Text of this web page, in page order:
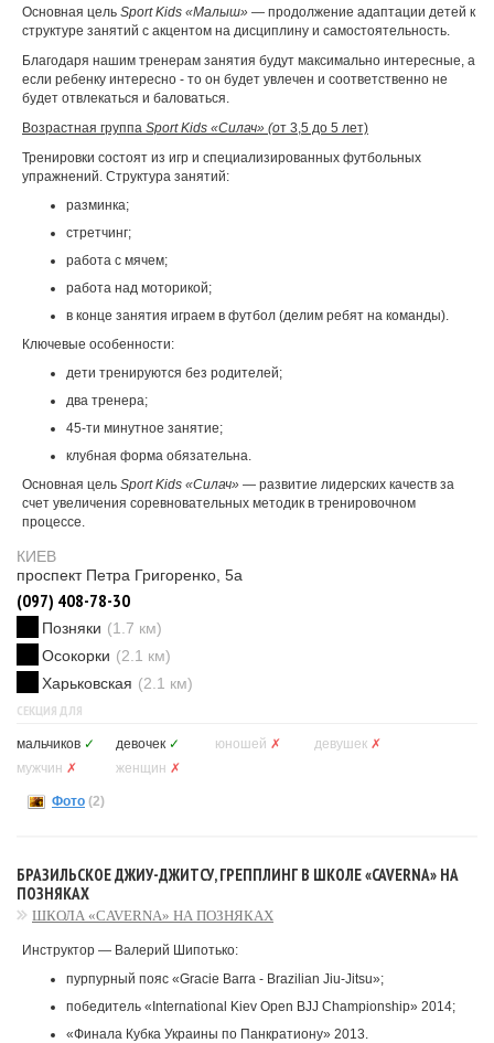
Основная цель Sport Kids «Малыш» — продолжение адаптации детей к
структуре занятий с акцентом на дисциплину и самостоятельность.
Благодаря нашим тренерам занятия будут максимально интересные, а
если ребенку интересно - то он будет увлечен и соответственно не
будет отвлекаться и баловаться.
Возрастная группа Sport Kids «Силач» (от 3,5 до 5 лет)
Тренировки состоят из игр и специализированных футбольных
упражнений. Структура занятий:
разминка;
стретчинг;
работа с мячем;
работа над моторикой;
в конце занятия играем в футбол (делим ребят на команды).
Ключевые особенности:
дети тренируются без родителей;
два тренера;
45-ти минутное занятие;
клубная форма обязательна.
Основная цель Sport Kids «Силач» — развитие лидерских качеств за
счет увеличения соревновательных методик в тренировочном
процессе.
КИЕВ
проспект Петра Григоренко, 5а
(097) 408-78-30
Позняки (1.7 км)
Осокорки (2.1 км)
Харьковская (2.1 км)
СЕКЦИЯ ДЛЯ
мальчиков ✓ девочек ✓ юношей ✗ девушек ✗
мужчин ✗ женщин ✗
Фото (2)
БРАЗИЛЬСКОЕ ДЖИУ-ДЖИТСУ, ГРЕППЛИНГ В ШКОЛЕ «CAVERNA» НА
ПОЗНЯКАХ
ШКОЛА «CAVERNA» НА ПОЗНЯКАХ
Инструктор — Валерий Шипотько:
пурпурный пояс «Gracie Barra - Brazilian Jiu-Jitsu»;
победитель «International Kiev Open BJJ Championship» 2014;
«Финала Кубка Украины по Панкратиону» 2013.